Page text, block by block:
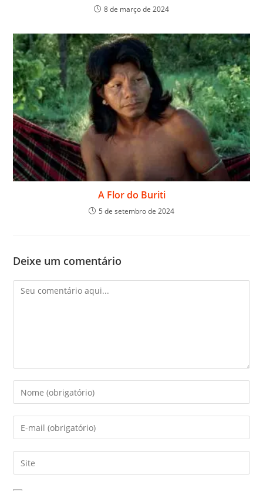
8 de março de 2024
A Flor do Buriti
5 de setembro de 2024
Deixe um comentário